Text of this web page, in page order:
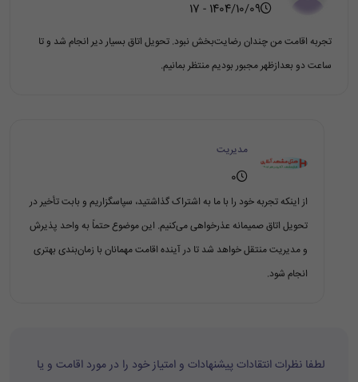
1404/10/09 - 17
تجربه اقامت من چندان رضایت‌بخش نبود. تحویل اتاق بسیار دیر انجام شد و تا
ساعت دو بعدازظهر مجبور بودیم منتظر بمانیم.
مدیریت
0
از اینکه تجربه خود را با ما به اشتراک گذاشتید، سپاسگزاریم و بابت تأخیر در
تحویل اتاق صمیمانه عذرخواهی می‌کنیم. این موضوع حتماً به واحد پذیرش
و مدیریت منتقل خواهد شد تا در آینده اقامت مهمانان با زمان‌بندی بهتری
انجام شود.
لطفا نظرات انتقادات پیشنهادات و امتیاز خود را در مورد اقامت و یا